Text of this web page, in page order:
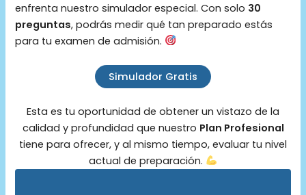
enfrenta nuestro simulador especial. Con solo 30
preguntas, podrás medir qué tan preparado estás
para tu examen de admisión.
Simulador Gratis
Esta es tu oportunidad de obtener un vistazo de la
calidad y profundidad que nuestro Plan Profesional
tiene para ofrecer, y al mismo tiempo, evaluar tu nivel
actual de preparación.